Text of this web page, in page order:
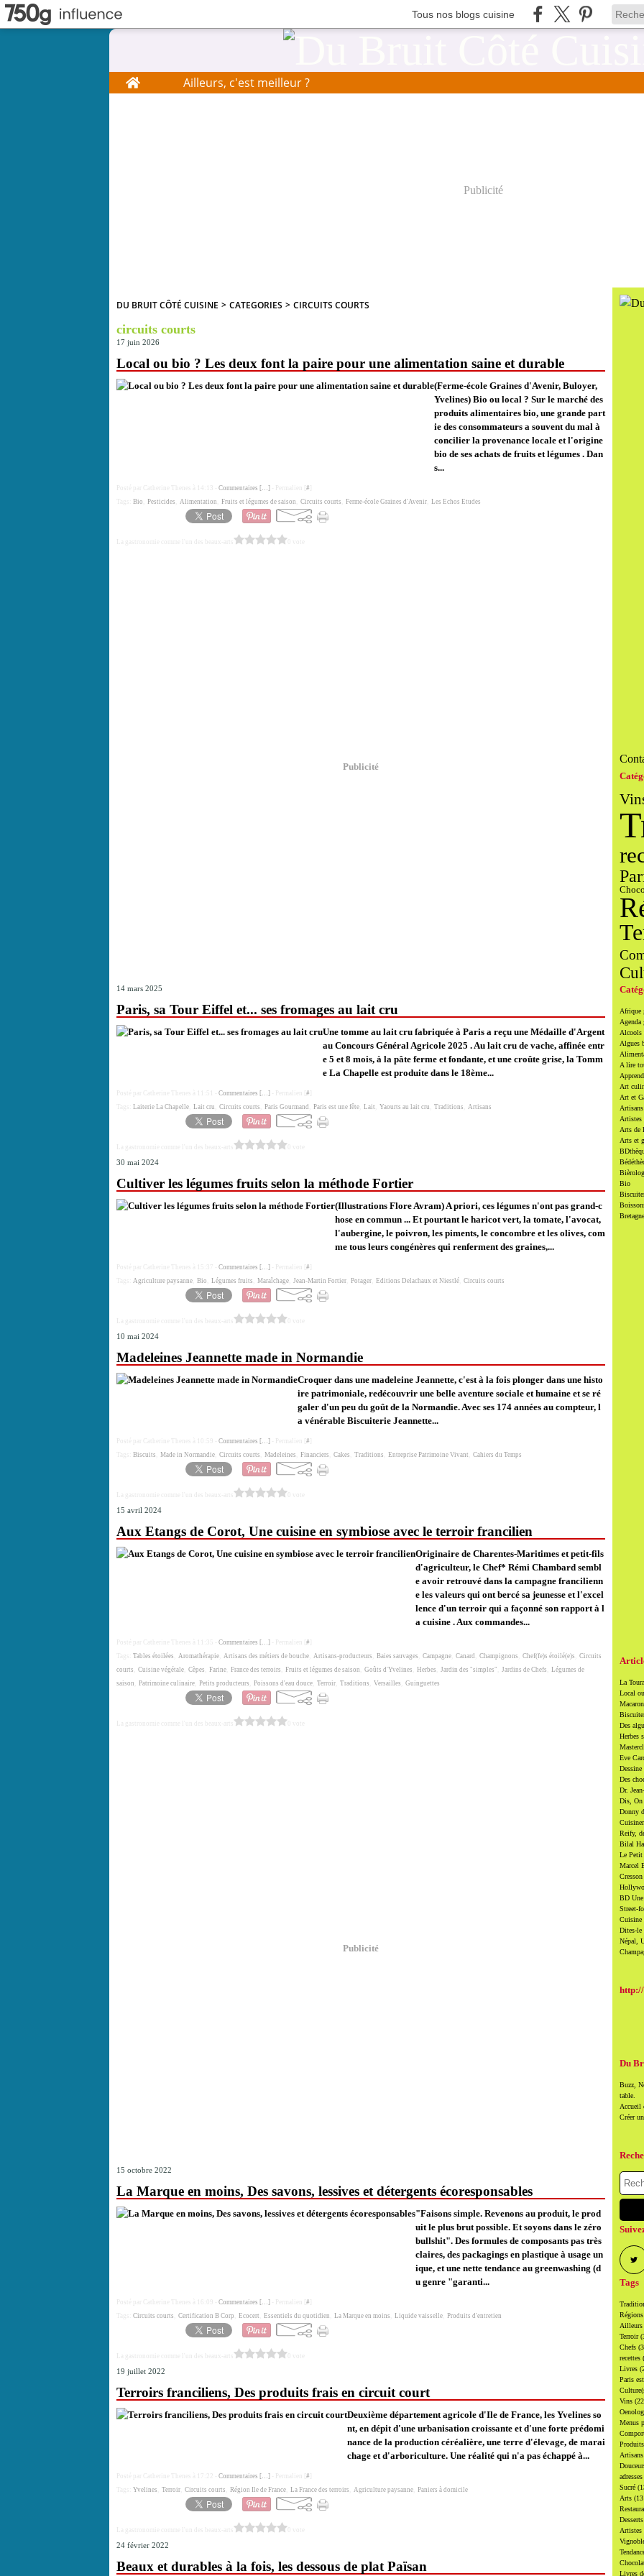
Tous nos blogs cuisine
Home Ailleurs, c'est meilleur ?
Publicité
DU BRUIT CÔTÉ CUISINE > CATEGORIES > CIRCUITS COURTS
circuits courts
17 juin 2026
Local ou bio ? Les deux font la paire pour une alimentation saine et durable
(Ferme-école Graines d'Avenir, Buloyer,
Yvelines) Bio ou local ? Sur le marché des
produits alimentaires bio, une grande part
ie des consommateurs a souvent du mal à
concilier la provenance locale et l'origine
bio de ses achats de fruits et légumes . Dan
s...
Posté par Catherine Thenes à 14:13 - Commentaires […] - Permalien [ #
Bio Pesticides Alimentation Fruits et légumes de saison Circuits courts Ferme-école Graines d'Avenir Les Echos Etudes
La gastronomie comme l'un des beaux-arts
Publicité
14 mars 2025
Paris, sa Tour Eiffel et... ses fromages au lait cru
Une tomme au lait cru fabriquée à Paris a reçu une Médaille d'Argent
au Concours Général Agricole 2025 . Au lait cru de vache, affinée entr
e 5 et 8 mois, à la pâte ferme et fondante, et une croûte grise, la Tomm
e La Chapelle est produite dans le 18ème...
Posté par Catherine Thenes à 11:51 - Commentaires […] - Permalien [ #
Laiterie La Chapelle Lait cru Circuits courts Paris Gourmand Paris est une fête Lait Yaourts au lait cru Traditions Artisans
La gastronomie comme l'un des beaux-arts
30 mai 2024
Cultiver les légumes fruits selon la méthode Fortier
(Illustrations Flore Avram) A priori, ces légumes n'ont pas grand-c
hose en commun ... Et pourtant le haricot vert, la tomate, l'avocat,
l'aubergine, le poivron, les piments, le concombre et les olives, com
me tous leurs congénères qui renferment des graines,...
Posté par Catherine Thenes à 15:37 - Commentaires […] - Permalien [ #
Agriculture paysanne Bio Légumes fruits Maraîchage Jean-Martin Fortier Potager Editions Delachaux et Niestlé Circuits courts
La gastronomie comme l'un des beaux-arts
10 mai 2024
Madeleines Jeannette made in Normandie
Croquer dans une madeleine Jeannette, c'est à la fois plonger dans une histo
ire patrimoniale, redécouvrir une belle aventure sociale et humaine et se ré
galer d'un peu du goût de la Normandie. Avec ses 174 années au compteur, l
a vénérable Biscuiterie Jeannette...
Posté par Catherine Thenes à 10:59 - Commentaires […] - Permalien [ #
Biscuits Made in Normandie Circuits courts Madeleines Financiers Cakes Traditions Entreprise Patrimoine Vivant Cahiers du Temps
La gastronomie comme l'un des beaux-arts
15 avril 2024
Aux Etangs de Corot, Une cuisine en symbiose avec le terroir francilien
Originaire de Charentes-Maritimes et petit-fils
d'agriculteur, le Chef* Rémi Chambard sembl
e avoir retrouvé dans la campagne francilienn
e les valeurs qui ont bercé sa jeunesse et l'excel
lence d'un terroir qui a façonné son rapport à l
a cuisine . Aux commandes...
Posté par Catherine Thenes à 11:35 - Commentaires […] - Permalien [ #
Tables étoilées Aromathérapie Artisans des métiers de bouche Artisans-producteurs Baies sauvages Campagne Canard Champignons Chef(fe)s étoilé(e)s
Circuits
courts
Cuisine végétale Cèpes Farine France des terroirs Fruits et légumes de saison Goûts d'Yvelines Herbes Jardin des "simples" Jardins de Chefs
Légumes de
saison
Patrimoine culinaire Petits producteurs Poissons d'eau douce Terroir Traditions Versailles Guinguettes
La gastronomie comme l'un des beaux-arts
Publicité
15 octobre 2022
La Marque en moins, Des savons, lessives et détergents écoresponsables
"Faisons simple. Revenons au produit, le prod
uit le plus brut possible. Et soyons dans le zéro
bullshit". Des formules de composants pas très
claires, des packagings en plastique à usage un
ique, et une nette tendance au greenwashing (d
u genre "garanti...
Posté par Catherine Thenes à 16:09 - Commentaires […] - Permalien [ #
Circuits courts Certification B Corp Ecocert Essentiels du quotidien La Marque en moins Liquide vaisselle Produits d'entretien
La gastronomie comme l'un des beaux-arts
19 juillet 2022
Terroirs franciliens, Des produits frais en circuit court
Deuxième département agricole d'Ile de France, les Yvelines so
nt, en dépit d'une urbanisation croissante et d'une forte prédomi
nance de la production céréalière, une terre d'élevage, de marai
chage et d'arboriculture. Une réalité qui n'a pas échappé à...
Posté par Catherine Thenes à 17:22 - Commentaires […] - Permalien [ #
Yvelines Terroir Circuits courts Région Ile de France La France des terroirs Agriculture paysanne Paniers à domicile
La gastronomie comme l'un des beaux-arts
24 février 2022
Beaux et durables à la fois, les dessous de plat Païsan
Afrique
Agenda
Alcools
Algues
A lire
Art
Art et
Artistes
Arts de
Arts et
Bio
La
Local
Des
Herbes
Eve
Des
Dr.
Dis, On
Donny
Reify,
Bilal
Le Petit
Marcel
BD Une
Street-
Cuisine
Dites-le
Népal,
Du
Buzz,
table.
Accueil
Créer
Tags
Régions
Ailleurs
Terroir
Chefs
recettes
Livres
Paris
Vins
Menus
Produits
Artisans
adresses
Sucré
Arts
Desserts
Artistes
Livres